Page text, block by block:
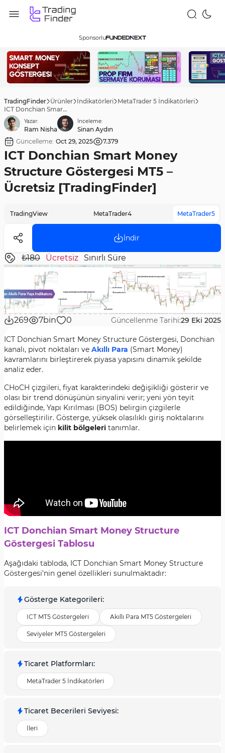
Sponsorlu
TradingFinder Ürünler İndikatörleri MetaTrader 5 İndikatörleri
ICT Donchian Smart Money Structure Göstergesi MT5 – Ücretsiz [TradingFinder]
Yazar:
Ram Nisha
İnceleme:
Sinan Aydın
Güncelleme: Oct 29, 2025 7.379
ICT Donchian Smart Money
Structure Göstergesi MT5 –
Ücretsiz [TradingFinder]
TradingView MetaTrader4 MetaTrader5
İndir
₺180 Ücretsiz Sınırlı Süre
269 7bin 0 Güncellenme Tarihi:29 Eki 2025
ICT Donchian Smart Money Structure Göstergesi, Donchian
kanalı, pivot noktaları ve Akıllı Para (Smart Money)
kavramlarını birleştirerek piyasa yapısını dinamik şekilde
analiz eder.
CHoCH çizgileri, fiyat karakterindeki değişikliği gösterir ve
olası bir trend dönüşünün sinyalini verir; yeni yön teyit
edildiğinde, Yapı Kırılması (BOS) belirgin çizgilerle
görselleştirilir. Gösterge, yüksek olasılıklı giriş noktalarını
belirlemek için kilit bölgeleri tanımlar.
ICT Donchian Smart Money Structure
Göstergesi Tablosu
Aşağıdaki tabloda, ICT Donchian Smart Money Structure
Göstergesi’nin genel özellikleri sunulmaktadır:
Gösterge Kategorileri:
ICT MT5 Göstergeleri Akıllı Para MT5 Göstergeleri
Seviyeler MT5 Göstergeleri
Ticaret Platformları:
MetaTrader 5 İndikatörleri
Ticaret Becerileri Seviyesi:
İleri